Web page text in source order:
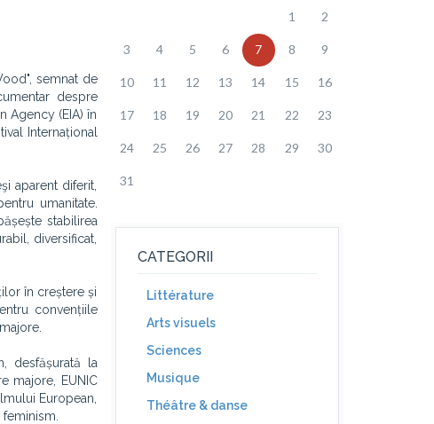
semnat de
despre
Agency (EIA) în
Internațional
aparent diferit,
umanitate.
stabilirea
diversificat,
în creștere și
convențiile
desfășurată la
majore, EUNIC
European,
1 2
3 4 5 6 7 8 9
10 11 12 13 14 15 16
17 18 19 20 21 22 23
24 25 26 27 28 29 30
31
CATEGORII
Littérature
Arts visuels
Sciences
Musique
Théâtre & danse